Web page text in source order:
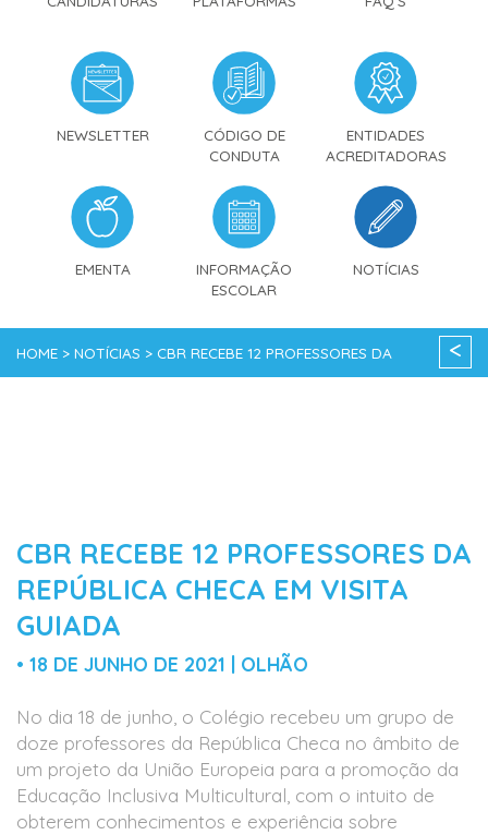
NEWSLETTER
CÓDIGO DE
CONDUTA
ENTIDADES
ACREDITADORAS
EMENTA
INFORMAÇÃO
ESCOLAR
NOTÍCIAS
HOME > NOTÍCIAS > CBR RECEBE 12 PROFESSORES DA <
CBR RECEBE 12 PROFESSORES DA
REPÚBLICA CHECA EM VISITA
GUIADA
• 18 DE JUNHO DE 2021 | OLHÃO
No dia 18 de junho, o Colégio recebeu um grupo de
doze professores da República Checa no âmbito de
um projeto da União Europeia para a promoção da
Educação Inclusiva Multicultural, com o intuito de
obterem conhecimentos e experiência sobre